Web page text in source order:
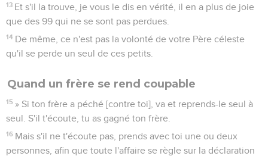
13 Et s'il la trouve, je vous le dis en vérité, il en a plus de joie
que des 99 qui ne se sont pas perdues.
14 De même, ce n'est pas la volonté de votre Père céleste
qu'il se perde un seul de ces petits.
Quand un frère se rend coupable
15 » Si ton frère a péché [contre toi], va et reprends-le seul à
seul. S'il t'écoute, tu as gagné ton frère.
16 Mais s'il ne t'écoute pas, prends avec toi une ou deux
personnes, afin que toute l'affaire se règle sur la déclaration